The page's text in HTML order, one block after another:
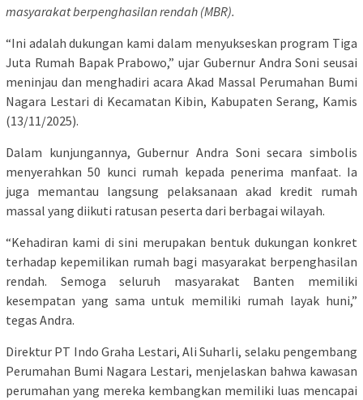
masyarakat berpenghasilan rendah (MBR).
“Ini adalah dukungan kami dalam menyukseskan program Tiga
Juta Rumah Bapak Prabowo,” ujar Gubernur Andra Soni seusai
meninjau dan menghadiri acara Akad Massal Perumahan Bumi
Nagara Lestari di Kecamatan Kibin, Kabupaten Serang, Kamis
(13/11/2025).
Dalam kunjungannya, Gubernur Andra Soni secara simbolis
menyerahkan 50 kunci rumah kepada penerima manfaat. Ia
juga memantau langsung pelaksanaan akad kredit rumah
massal yang diikuti ratusan peserta dari berbagai wilayah.
“Kehadiran kami di sini merupakan bentuk dukungan konkret
terhadap kepemilikan rumah bagi masyarakat berpenghasilan
rendah. Semoga seluruh masyarakat Banten memiliki
kesempatan yang sama untuk memiliki rumah layak huni,”
tegas Andra.
Direktur PT Indo Graha Lestari, Ali Suharli, selaku pengembang
Perumahan Bumi Nagara Lestari, menjelaskan bahwa kawasan
perumahan yang mereka kembangkan memiliki luas mencapai